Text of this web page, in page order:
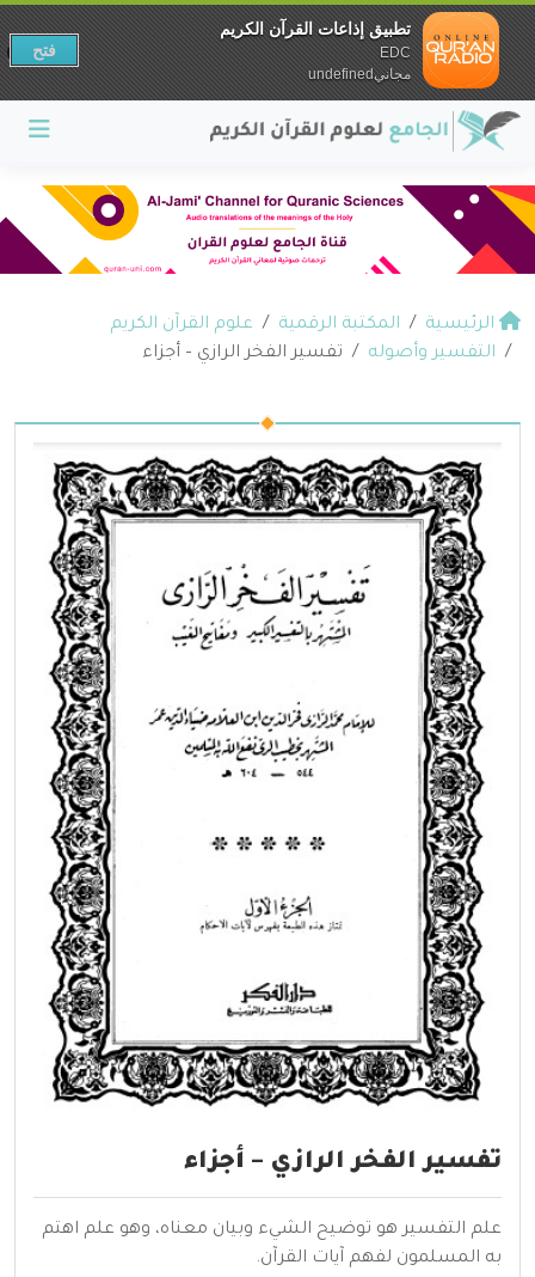
الرئيسية المكتبة الرقمية
علوم القرآن الكريم
التفسير وأصوله
تفسير الفخر الرازي – أجزاء
تفسير الفخر الرازي – أجزاء
علم التفسير هو توضيح الشيء وبيان معناه، وهو علم اهتم
به المسلمون لفهم آيات القرآن.
تطبيق إذاعات القرآن الكريم
EDC
مجانيundefined
فتح